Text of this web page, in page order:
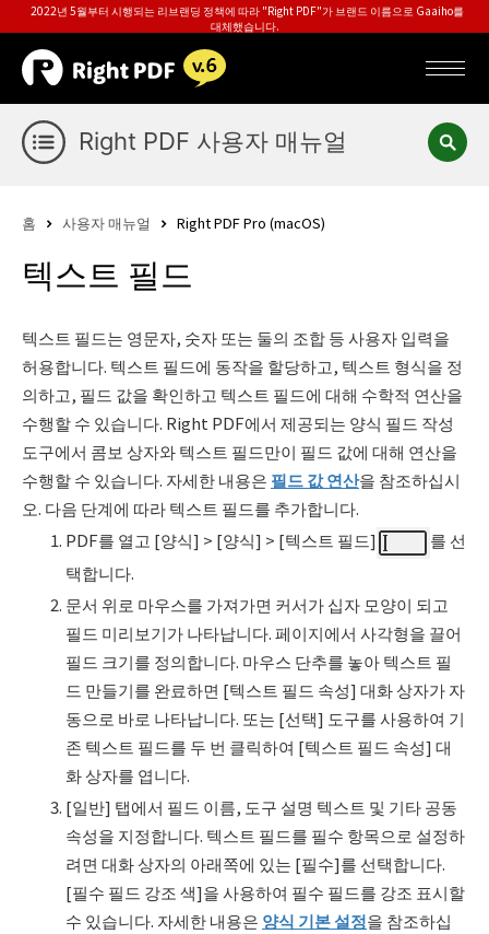
2022년 5월부터 시행되는 리브랜딩 정책에 따라 "Right PDF"가 브랜드 이름으로 Gaaiho를
대체했습니다.
Right PDF 사용자 매뉴얼
홈 사용자 매뉴얼 Right PDF Pro (macOS)
텍스트 필드
텍스트 필드는 영문자, 숫자 또는 둘의 조합 등 사용자 입력을
허용합니다. 텍스트 필드에 동작을 할당하고, 텍스트 형식을 정
의하고, 필드 값을 확인하고 텍스트 필드에 대해 수학적 연산을
수행할 수 있습니다. Right PDF에서 제공되는 양식 필드 작성
도구에서 콤보 상자와 텍스트 필드만이 필드 값에 대해 연산을
수행할 수 있습니다. 자세한 내용은 필드 값 연산을 참조하십시
오. 다음 단계에 따라 텍스트 필드를 추가합니다.
PDF를 열고 [양식] > [양식] > [텍스트 필드]
를 선
택합니다.
문서 위로 마우스를 가져가면 커서가 십자 모양이 되고
필드 미리보기가 나타납니다. 페이지에서 사각형을 끌어
필드 크기를 정의합니다. 마우스 단추를 놓아 텍스트 필
드 만들기를 완료하면 [텍스트 필드 속성] 대화 상자가 자
동으로 바로 나타납니다. 또는 [선택] 도구를 사용하여 기
존 텍스트 필드를 두 번 클릭하여 [텍스트 필드 속성] 대
화 상자를 엽니다.
[일반] 탭에서 필드 이름, 도구 설명 텍스트 및 기타 공동
속성을 지정합니다. 텍스트 필드를 필수 항목으로 설정하
려면 대화 상자의 아래쪽에 있는 [필수]를 선택합니다.
[필수 필드 강조 색]을 사용하여 필수 필드를 강조 표시할
수 있습니다. 자세한 내용은 양식 기본 설정을 참조하십